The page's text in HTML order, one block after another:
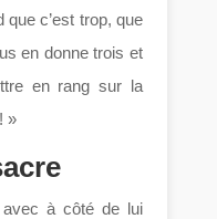
que c’est trop, que
en donne trois et
en rang sur la
»
à côté de lui